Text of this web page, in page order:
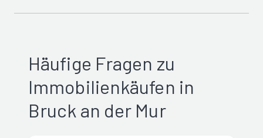
Häufige Fragen zu
Immobilienkäufen in
Bruck an der Mur